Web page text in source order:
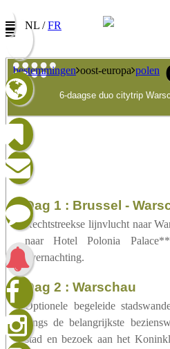
NL /FR
E-mail:
Taalkeuze/
Nederlands
Ik heb het
gelezen
bestemmingen oost-europa polen
6-daagse duo citytrip
dag 1 : Brussel -
Rechtstreekse lijnvlucht naar
naar Hotel Polonia
overnachting.
dag 2 : Warschau
Optionele begeleide
langs de belangrijkste
stad en bezoek aan het